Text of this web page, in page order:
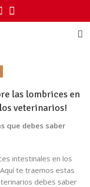
las lombrices en
los veterinarios!
que debes saber
intestinales en los
te traemos estas
debes saber